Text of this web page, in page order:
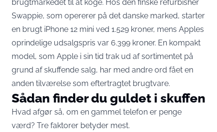
brugtmarkedet til at koge. Hos den finske refurbisher
Swappie, som opererer på det danske marked, starter
en brugt iPhone 12 mini ved 1.529 kroner, mens Apples
oprindelige udsalgspris var 6.399 kroner. En kompakt
model, som Apple i sin tid trak ud af sortimentet på
grund af skuffende salg, har med andre ord fået en
anden tilværelse som eftertragtet brugtvare.
Sådan finder du guldet i skuffen
Hvad afgør så, om en gammel telefon er penge
værd? Tre faktorer betyder mest.